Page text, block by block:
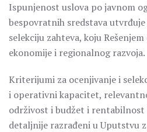
Ispunjenost uslova po javnom
bespovratnih sredstava
selekciju zahteva, koju
ekonomije i regionalnog razvoja.
Kriterijumi za ocenjivanje i
i operativni kapacitet,
održivost i budžet i rentabilnost
detaljnije razrađeni u Uputstvu